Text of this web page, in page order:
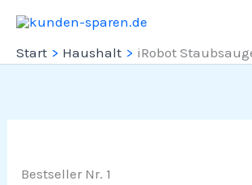
Inhalt
springen
Start Haushalt iRobot
Bestseller Nr. 1